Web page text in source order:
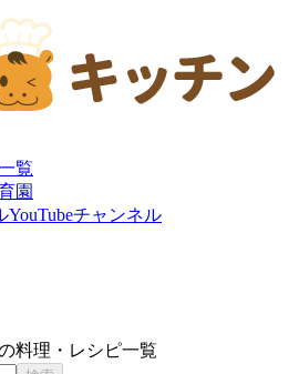
覧
園
YouTubeチャンネル
料理・レシピ一覧